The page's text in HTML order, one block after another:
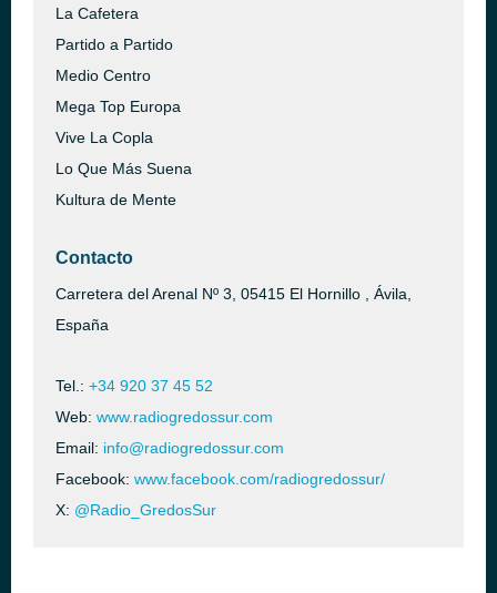
La Cafetera
Partido a Partido
Medio Centro
Mega Top Europa
Vive La Copla
Lo Que Más Suena
Kultura de Mente
Contacto
Carretera del Arenal Nº 3, 05415 El Hornillo , Ávila,
España
Tel.: +34 920 37 45 52
Web: www.radiogredossur.com
Email: info@radiogredossur.com
Facebook: www.facebook.com/radiogredossur/
X: @Radio_GredosSur